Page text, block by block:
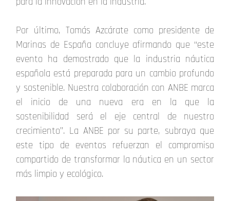
Por último, Tomás Azcárate como presidente de
Marinas de España concluye afirmando que “este
evento ha demostrado que la industria náutica
española está preparada para un cambio profundo
y sostenible. Nuestra colaboración con ANBE marca
el inicio de una nueva era en la que la
sostenibilidad será el eje central de nuestro
crecimiento”. La ANBE por su parte, subraya que
este tipo de eventos refuerzan el compromiso
compartido de transformar la náutica en un sector
más limpio y ecológico.